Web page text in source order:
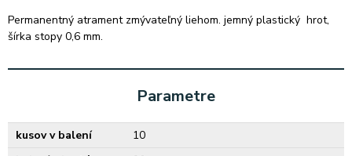
Permanentný atrament zmývateľný liehom. jemný plastický hrot,
šírka stopy 0,6 mm.
Parametre
kusov v balení
10